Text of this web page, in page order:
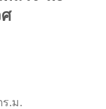
ร.ม.